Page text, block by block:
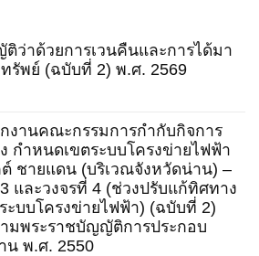
ว่าด้วยการเวนคืนและการได้มา
รัพย์ (ฉบับที่ 2) พ.ศ. 2569
งานคณะกรรมการกำกับกิจการ
กำหนดเขตระบบโครงข่ายไฟฟ้า
ต์ ชายแดน (บริเวณจังหวัดน่าน) –
และวงจรที่ 4 (ช่วงปรับแก้ทิศทาง
ะบบโครงข่ายไฟฟ้า) (ฉบับที่ 2)
มพระราชบัญญัติการประกอบ
น พ.ศ. 2550